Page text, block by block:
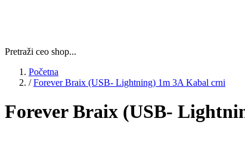
Pretraži ceo shop...
Početna
/ Forever Braix (USB- Lightning) 1m 3A Kabal crni
Forever Braix (USB-